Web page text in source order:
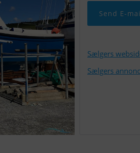
Send E-
Sælgers
Sælgers